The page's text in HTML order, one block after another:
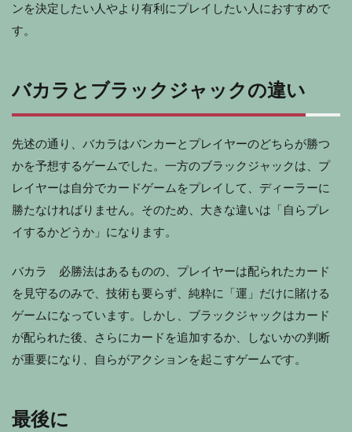
ンを決定したい人やより有利にプレイしたい人におすすめで
す。
バカラとブラックジャックの違い
先述の通り、バカラはバンカーとプレイヤーのどちらが勝つ
かを予想するゲームでした。一方のブラックジャックは、プ
レイヤーは自分でカードゲームをプレイして、ディーラーに
勝たなければりません。そのため、大きな違いは「自らプレ
イするかどうか」になります。
バカラ 必勝法はあるものの、プレイヤーは配られたカード
を見守るのみで、技術も要らず、純粋に「運」だけに賭ける
ゲームになっています。しかし、ブラックジャックはカード
が配られた後、さらにカードを追加するか、しないかの判断
が重要になり、自らがアクションを起こすゲームです。
最後に